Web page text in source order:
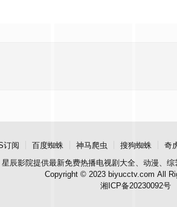
订阅 百度蜘蛛 神马爬虫 搜狗蜘蛛 奇
星辰影院提供最新免费热播电视剧大全、动漫、
Copyright © 2023 biyucctv.com All
湘ICP备20230092号